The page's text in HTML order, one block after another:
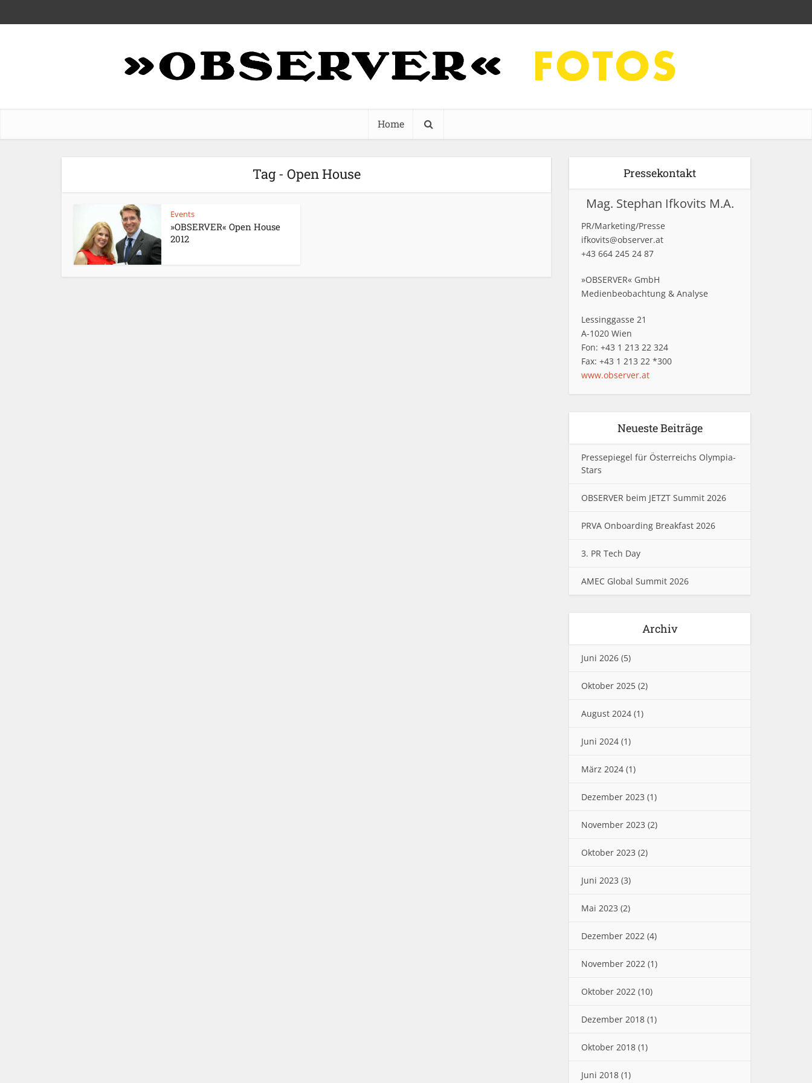
Home
Tag - Open House
Events
»OBSERVER« Open House
2012
Pressekontakt
Mag. Stephan Ifkovits M.A.
PR/Marketing/Presse
ifkovits@observer.at
+43 664 245 24 87
»OBSERVER« GmbH
Medienbeobachtung & Analyse
Lessinggasse 21
A-1020 Wien
Fon: +43 1 213 22 324
Fax: +43 1 213 22 *300
www.observer.at
Neueste Beiträge
Pressepiegel für Österreichs Olympia-
Stars
OBSERVER beim JETZT Summit 2026
PRVA Onboarding Breakfast 2026
3. PR Tech Day
AMEC Global Summit 2026
Archiv
Juni 2026 (5)
Oktober 2025 (2)
August 2024 (1)
Juni 2024 (1)
März 2024 (1)
Dezember 2023 (1)
November 2023 (2)
Oktober 2023 (2)
Juni 2023 (3)
Mai 2023 (2)
Dezember 2022 (4)
November 2022 (1)
Oktober 2022 (10)
Dezember 2018 (1)
Oktober 2018 (1)
Juni 2018 (1)